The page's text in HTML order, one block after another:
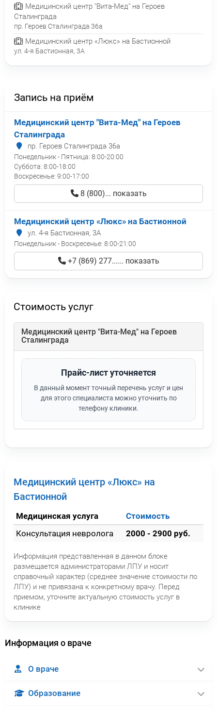
Медицинский центр "Вита-Мед" на Героев
Сталинграда
пр. Героев Сталинграда 36а
Медицинский центр «Люкс» на Бастионной
ул. 4-я Бастионная, 3А
Запись на приём
Медицинский центр "Вита-Мед" на Героев
Сталинграда
пр. Героев Сталинграда 36а
Понедельник - Пятница: 8:00-20:00
Суббота: 8:00-18:00
Воскресенье: 9:00-17:00
8 (800)... показать
Медицинский центр «Люкс» на Бастионной
ул. 4-я Бастионная, 3А
Понедельник - Воскресенье: 8:00-21:00
+7 (869) 277...... показать
Стоимость услуг
Медицинский центр "Вита-Мед" на Героев
Сталинграда
Прайс-лист уточняется
В данный момент точный перечень услуг и цен
для этого специалиста можно уточнить по
телефону клиники.
Медицинский центр «Люкс» на
Бастионной
Медицинская услуга
Стоимость
Консультация невролога
2000 - 2900 руб.
Информация представленная в данном блоке
размещается администраторами ЛПУ и носит
справочный характер (среднее значение стоимости по
ЛПУ) и не привязана к конкретному врачу. Перед
приемом, уточните актуальную стоимость услуг в
клинике
Информация о враче
О враче
Образование